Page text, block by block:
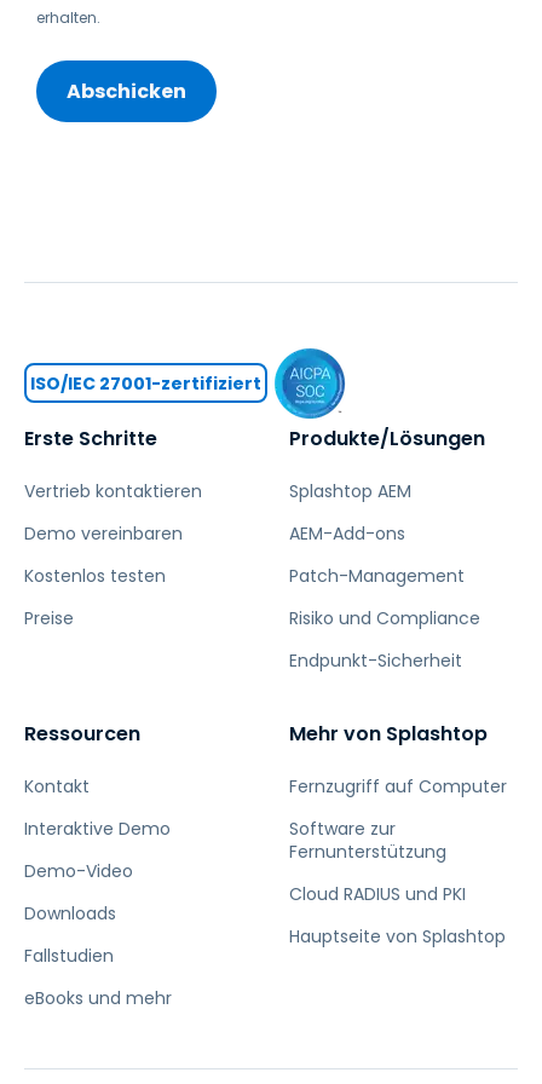
erhalten.
Erste Schritte
Vertrieb kontaktieren
Demo vereinbaren
Kostenlos testen
Preise
Produkte/Lösungen
Splashtop AEM
AEM-Add-ons
Patch-Management
Risiko und Compliance
Endpunkt-Sicherheit
Ressourcen
Kontakt
Interaktive Demo
Demo-Video
Downloads
Fallstudien
eBooks und mehr
Mehr von Splashtop
Fernzugriff auf Computer
Software zur
Fernunterstützung
Cloud RADIUS und PKI
Hauptseite von Splashtop
ISO/IEC 27001-zertifiziert